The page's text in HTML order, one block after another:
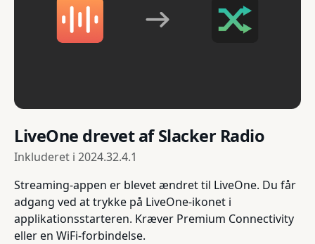
LiveOne drevet af Slacker Radio
Inkluderet i 2024.32.4.1
Streaming-appen er blevet ændret til LiveOne. Du får
adgang ved at trykke på LiveOne-ikonet i
applikationsstarteren. Kræver Premium Connectivity
eller en WiFi-forbindelse.